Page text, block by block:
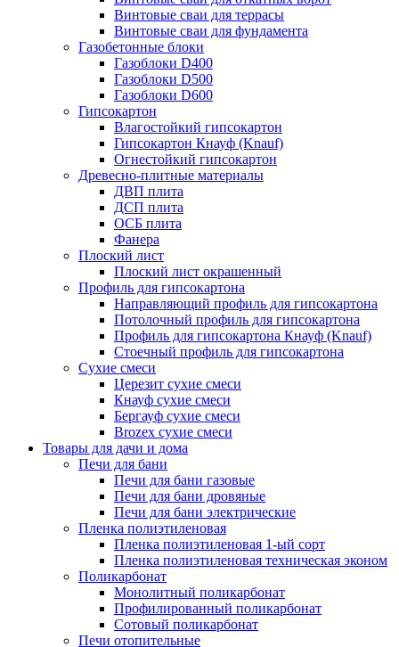
Винтовые сваи для террасы
Винтовые сваи для фундамента
Газобетонные блоки
Газоблоки D400
Газоблоки D500
Газоблоки D600
Гипсокартон
Влагостойкий гипсокартон
Гипсокартон Кнауф (Knauf)
Огнестойкий гипсокартон
Древесно-плитные материалы
ДВП плита
ДСП плита
ОСБ плита
Фанера
Плоский лист
Плоский лист окрашенный
Профиль для гипсокартона
Направляющий профиль для гипсокартона
Потолочный профиль для гипсокартона
Профиль для гипсокартона Кнауф (Knauf)
Стоечный профиль для гипсокартона
Сухие смеси
Церезит сухие смеси
Кнауф сухие смеси
Бергауф сухие смеси
Brozex сухие смеси
Товары для дачи и дома
Печи для бани
Печи для бани газовые
Печи для бани дровяные
Печи для бани электрические
Пленка полиэтиленовая
Пленка полиэтиленовая 1-ый сорт
Пленка полиэтиленовая техническая эконом
Поликарбонат
Монолитный поликарбонат
Профилированный поликарбонат
Сотовый поликарбонат
Печи отопительные